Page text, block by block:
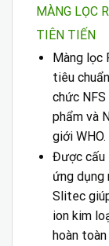
MÀNG LỌC
TIÊN TIẾN
Màng lọc
tiêu
chức
phẩm và
giới WHO.
Được cấu
ứng dụng
Slitec
ion kim
hoàn